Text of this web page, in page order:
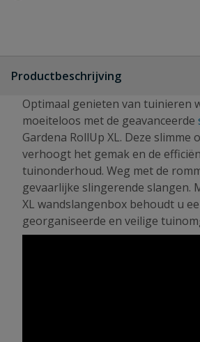
Productbeschrijving
Optimaal genieten van tuinieren
moeiteloos met de geavanceerde
Gardena RollUp XL. Deze slimme
verhoogt het gemak en de
tuinonderhoud. Weg met de
gevaarlijke slingerende slangen.
XL wandslangenbox behoudt u
georganiseerde en veilige